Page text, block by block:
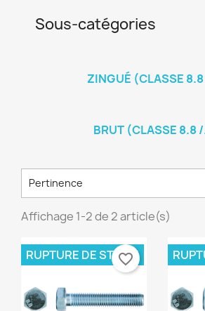
Ajouter à ma liste
add_circle_outline Create new list
Créer une liste d'envies
Nom de la liste d'envies
Annuler Créer une
((modalTitle))
((confirmMessage))
Connexion
Vous devez être connecté pour
Annuler
Sous-catégories
ZINGUÉ (CLASSE
BRUT (CLASSE 8.8
Pertinence
Affichage 1-2 de 2 article(s)
RUPTURE DE STOCK
favorite_border